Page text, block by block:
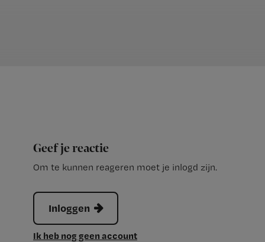
Geef je reactie
Om te kunnen reageren moet je inlogd zijn.
Inloggen
Ik heb nog geen account